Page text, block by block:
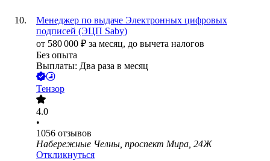
Менеджер по выдаче Электронных цифровых
подписей (ЭЦП Saby)
от 580 000 ₽ за месяц, до вычета налогов
Без опыта
Выплаты: Два раза в месяц
Тензор
4.0
•
1056 отзывов
Набережные Челны, проспект Мира, 24Ж
Откликнуться